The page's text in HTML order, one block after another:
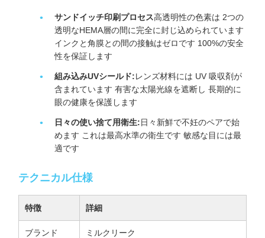
サンドイッチ印刷プロセス高透明性の色素は 2つの
透明なHEMA層の間に完全に封じ込められています
インクと角膜との間の接触はゼロです 100%の安全
性を保証します
組み込みUVシールド:レンズ材料には UV 吸収剤が
含まれています 有害な太陽光線を遮断し 長期的に
眼の健康を保護します
日々の使い捨て用衛生:日々新鮮で不妊のペアで始
めます これは最高水準の衛生です 敏感な目には最
適です
テクニカル仕様
特徴 詳細
ブランド ミルクリーク